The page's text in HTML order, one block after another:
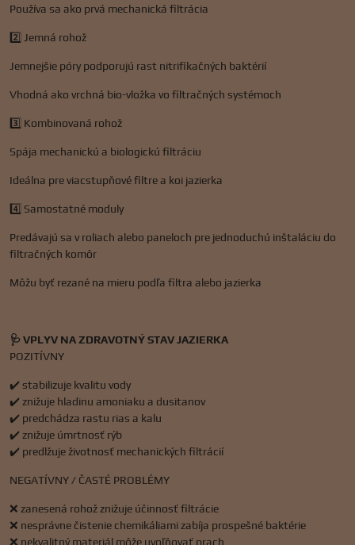
Používa sa ako prvá mechanická filtrácia
2️⃣ Jemná rohož
Jemnejšie póry podporujú rast nitrifikačných baktérií
Vhodná ako vrchná bio-vložka vo filtračných systémoch
3️⃣ Kombinovaná rohož
Spája mechanickú a biologickú filtráciu
Ideálna pre viacstupňové filtre a koi jazierka
4️⃣ Samostatné moduly
Predávajú sa v roliach alebo paneloch pre jednoduchú inštaláciu do
filtračných komôr
Môžu byť rezané na mieru podľa filtra alebo jazierka
🩺 VPLYV NA ZDRAVOTNÝ STAV JAZIERKA
POZITÍVNY
✔️ stabilizuje kvalitu vody
✔️ znižuje hladinu amoniaku a dusitanov
✔️ predchádza rastu rias a kalu
✔️ znižuje úmrtnosť rýb
✔️ predlžuje životnosť mechanických filtrácií
NEGATÍVNY / ČASTÉ PROBLÉMY
❌ zanesená rohož znižuje účinnosť filtrácie
❌ nesprávne čistenie chemikáliami zabíja prospešné baktérie
❌ nekvalitný materiál môže uvoľňovať prach